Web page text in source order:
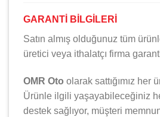
GARANTİ BİLGİLERİ
Satın almış olduğunuz tüm
üretici veya ithalatçı firma
OMR Oto olarak sattığımız her
Ürünle ilgili yaşayabileceğiniz
destek sağlıyor, müşteri